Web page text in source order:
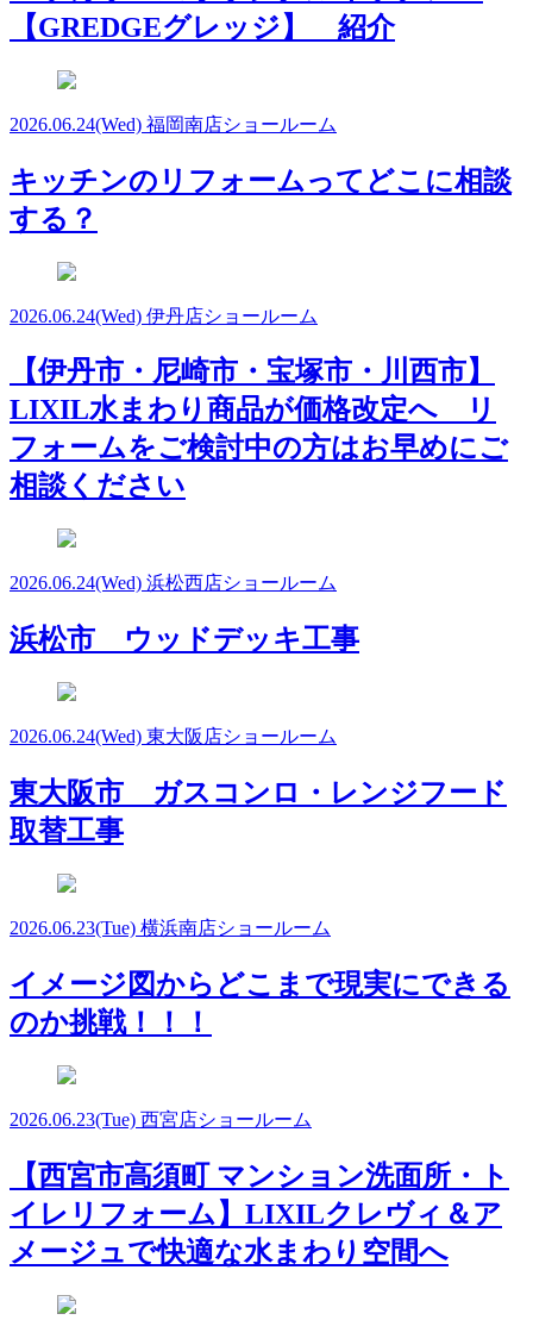
【GREDGEグレッジ】 紹介
2026.06.24(Wed) 福岡南店ショールーム
キッチンのリフォームってどこに相談
する？
2026.06.24(Wed) 伊丹店ショールーム
【伊丹市・尼崎市・宝塚市・川西市】
LIXIL水まわり商品が価格改定へ リ
フォームをご検討中の方はお早めにご
相談ください
2026.06.24(Wed) 浜松西店ショールーム
浜松市 ウッドデッキ工事
2026.06.24(Wed) 東大阪店ショールーム
東大阪市 ガスコンロ・レンジフード
取替工事
2026.06.23(Tue) 横浜南店ショールーム
イメージ図からどこまで現実にできる
のか挑戦！！！
2026.06.23(Tue) 西宮店ショールーム
【西宮市高須町 マンション洗面所・ト
イレリフォーム】LIXILクレヴィ＆ア
メージュで快適な水まわり空間へ